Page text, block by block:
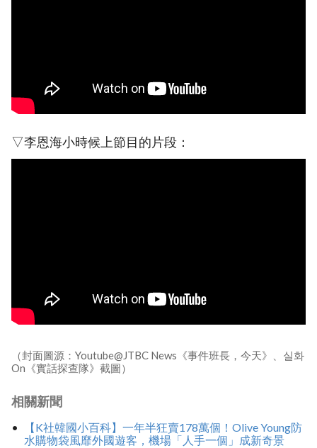
▽李恩海小時候上節目的片段：
（封面圖源：Youtube@JTBC News《事件班長，今天》、실화
On《實話探查隊》截圖）
相關新聞
【K社韓國小百科】一年半狂賣178萬個！Olive Young防
水購物袋風靡外國遊客，機場「人手一個」成新奇景